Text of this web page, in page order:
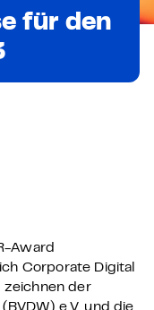
für den
Award
Corporate Digital
zeichnen der
e.V. und die